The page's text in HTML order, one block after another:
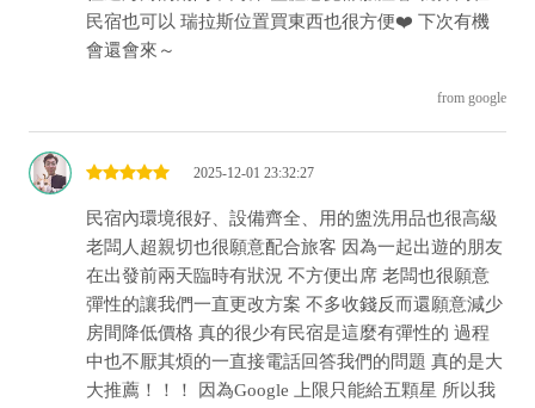
民宿也可以 瑞拉斯位置買東西也很方便❤️ 下次有機
會還會來～
from google
2025-12-01 23:32:27
民宿內環境很好、設備齊全、用的盥洗用品也很高級
老闆人超親切也很願意配合旅客 因為一起出遊的朋友
在出發前兩天臨時有狀況 不方便出席 老闆也很願意
彈性的讓我們一直更改方案 不多收錢反而還願意減少
房間降低價格 真的很少有民宿是這麼有彈性的 過程
中也不厭其煩的一直接電話回答我們的問題 真的是大
大推薦！！！ 因為Google 上限只能給五顆星 所以我